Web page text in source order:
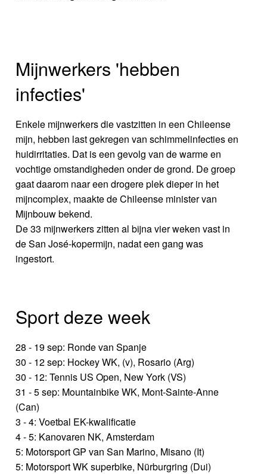
Mijnwerkers 'hebben
infecties'
Enkele mijnwerkers die vastzitten in een Chileense
mijn, hebben last gekregen van schimmelinfecties en
huidirritaties. Dat is een gevolg van de warme en
vochtige omstandigheden onder de grond. De groep
gaat daarom naar een drogere plek dieper in het
mijncomplex, maakte de Chileense minister van
Mijnbouw bekend.
De 33 mijnwerkers zitten al bijna vier weken vast in
de San José-kopermijn, nadat een gang was
ingestort.
Sport deze week
28 - 19 sep: Ronde van Spanje
30 - 12 sep: Hockey WK, (v), Rosario (Arg)
30 - 12: Tennis US Open, New York (VS)
31 - 5 sep: Mountainbike WK, Mont-Sainte-Anne
(Can)
3 - 4: Voetbal EK-kwalificatie
4 - 5: Kanovaren NK, Amsterdam
5: Motorsport GP van San Marino, Misano (It)
5: Motorsport WK superbike, Nürburgring (Dui)